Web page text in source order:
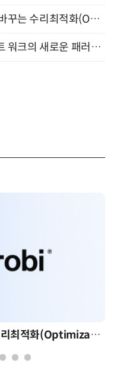
[올쇼TV] AI 시대의 의사결정을 바꾸는 수리최적화(Optimization) 소개 (8/20 생방송)
“AI와 함께 일하는 시대 ” - 스마트 워크의 새로운 패러다임 (9/11)
AI 핀옵스 실전 세미나